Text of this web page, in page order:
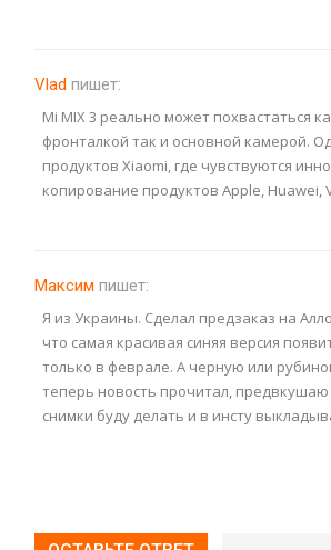
Vlad пишет:
Mi MIX 3 реально может похвастаться
фронталкой так и основной камерой.
продуктов Xiaomi, где чувствуются
копирование продуктов Apple, Huawei,
Максим пишет:
Я из Украины. Сделал предзаказ на
что самая красивая синяя версия
только в феврале. А черную или
теперь новость прочитал,
снимки буду делать и в инсту